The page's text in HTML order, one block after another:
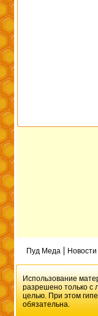
Пуд Меда Новости
Использование
разрешено только с
целью. При этом
обязательна.